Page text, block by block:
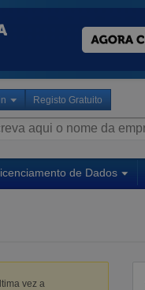
Registo Gratuito
de Dados
vez a